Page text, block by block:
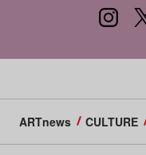
ARTnews CULTURE